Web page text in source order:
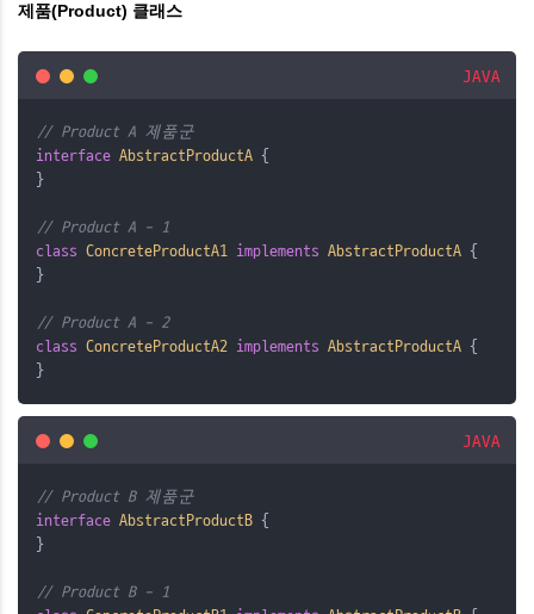
제품(Product) 클래스
JAVA
// Product A 제품군
interface AbstractProductA {
}
// Product A - 1
class ConcreteProductA1 implements AbstractProductA {
}
// Product A - 2
class ConcreteProductA2 implements AbstractProductA {
}
JAVA
// Product B 제품군
interface AbstractProductB {
}
// Product B - 1